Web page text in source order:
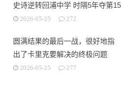
史诗逆转回浦中学 时隔5年夺第15
冠2026-05-25 272
圆满结果的最后一战，很好地指
出了卡里克要解决的终极问题
2026-05-25 277